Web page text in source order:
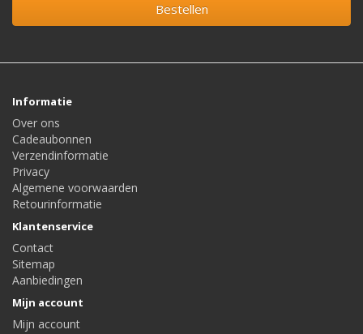
Bestellen
Informatie
Over ons
Cadeaubonnen
Verzendinformatie
Privacy
Algemene voorwaarden
Retourinformatie
Klantenservice
Contact
Sitemap
Aanbiedingen
Mijn account
Mijn account